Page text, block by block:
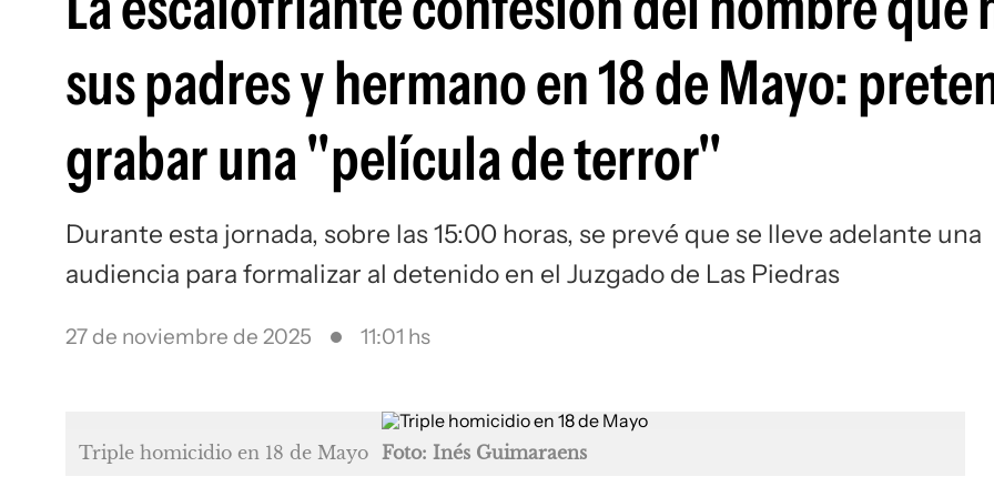
sus padres y hermano en 18 de Mayo:
grabar una "película de terror"
Durante esta jornada, sobre las 15:00 horas, se prevé que se lleve adelante una
audiencia para formalizar al detenido en el Juzgado de Las Piedras
27 de noviembre de 2025 11:01 hs
Triple homicidio en 18 de Mayo Foto: Inés Guimaraens